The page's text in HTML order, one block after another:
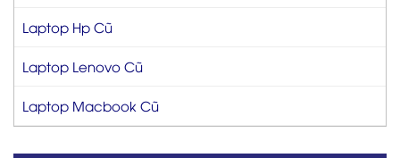
Laptop Hp Cũ
Laptop Lenovo Cũ
Laptop Macbook Cũ